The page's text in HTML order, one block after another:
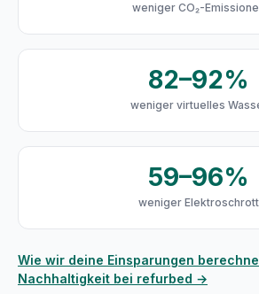
weniger CO₂-
82–92%
weniger virtuelles
59–96%
weniger Elektroschrott
Wie wir deine Einsparungen
Nachhaltigkeit bei refurbed →